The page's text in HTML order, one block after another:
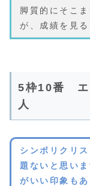
脚質的にそこ
が、成績を見
5枠10番
人
シンボリクリ
題ないと思い
がいい印象も